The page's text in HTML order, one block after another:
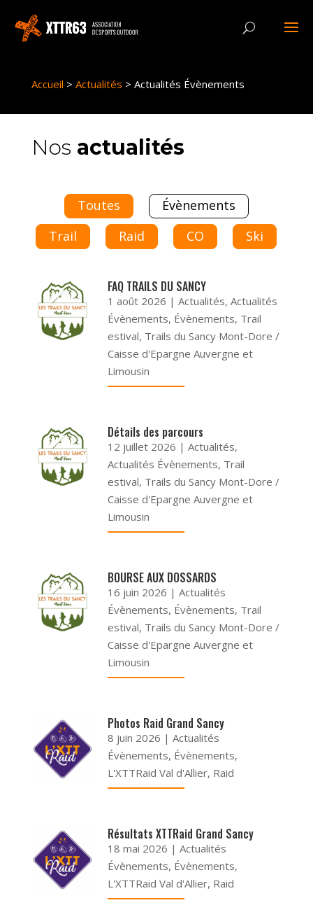
Accueil > Actualités > Actualités Évènements
Nos actualités
Toutes
Évènements
Trail
Raid CO Ski
FAQ TRAILS DU SANCY
1 août 2026 |Actualités,Actualités
Évènements, Évènements, Trail
estival, Trails du Sancy Mont-Dore /
Caisse d'Epargne Auvergne et
Limousin
Détails des parcours
12 juillet 2026 |Actualités,
Actualités Évènements, Trail
estival, Trails du Sancy Mont-Dore /
Caisse d'Epargne Auvergne et
Limousin
BOURSE AUX DOSSARDS
16 juin 2026 |Actualités
Évènements, Évènements, Trail
estival, Trails du Sancy Mont-Dore /
Caisse d'Epargne Auvergne et
Limousin
Photos Raid Grand Sancy
8 juin 2026 |Actualités
Évènements, Évènements,
L'XTTRaid Val d'Allier, Raid
Résultats XTTRaid Grand Sancy
18 mai 2026 |Actualités
Évènements, Évènements,
L'XTTRaid Val d'Allier, Raid